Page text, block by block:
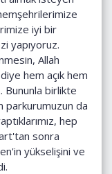
iyi bir
yapıyoruz.
Allah
hem açık hem
Bununla birlikte
parkurumuzun da
hep
sonra
yükselişini ve